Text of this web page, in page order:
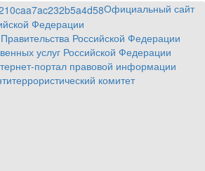
Официальный сайт
Федерации
Российской Федерации
услуг Российской Федерации
портал правовой информации
комитет